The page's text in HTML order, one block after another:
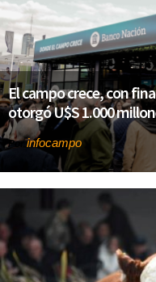
El campo crece, con
otorgó U$S 1.000
Porinfocampo